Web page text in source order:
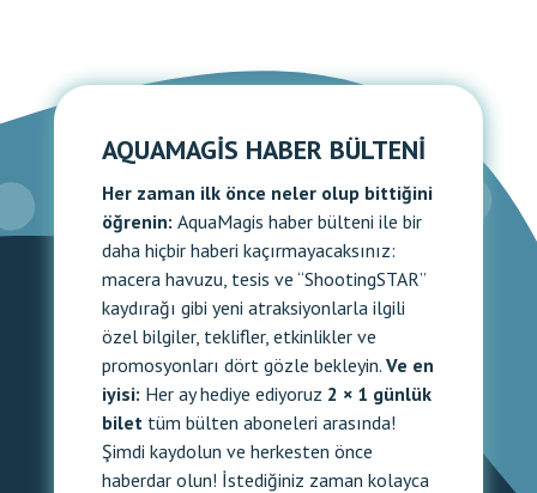
AQUAMAGIS HABER BÜLTENI
Her zaman ilk önce neler olup bittiğini
öğrenin: AquaMagis haber bülteni ile bir
daha hiçbir haberi kaçırmayacaksınız:
macera havuzu, tesis ve “ShootingSTAR”
kaydırağı gibi yeni atraksiyonlarla ilgili
özel bilgiler, teklifler, etkinlikler ve
promosyonları dört gözle bekleyin. Ve en
iyisi: Her ay hediye ediyoruz 2 × 1 günlük
bilet tüm bülten aboneleri arasında!
Şimdi kaydolun ve herkesten önce
haberdar olun! İstediğiniz zaman kolayca